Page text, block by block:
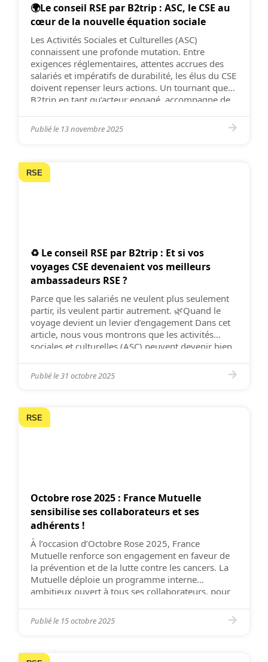
🌍Le conseil RSE par B2trip : ASC, le CSE au
cœur de la nouvelle équation sociale
Les Activités Sociales et Culturelles (ASC)
connaissent une profonde mutation. Entre
exigences réglementaires, attentes accrues des
salariés et impératifs de durabilité, les élus du CSE
doivent repenser leurs actions. Un tournant que
B2trip en tant qu’acteur engagé, accompagne de
Historiquement, les ASC constituent la dimension
la plus visible et […]
Publié le 13 novembre 2025
RSE
♻️ Le conseil RSE par B2trip : Et si vos
voyages CSE devenaient vos meilleurs
ambassadeurs RSE ?
Parce que les salariés ne veulent plus seulement
partir, ils veulent partir autrement. 🌿Quand le
voyage devient un levier d’engagement Dans cet
article, nous vous montrons que les activités
sociales et culturelles (ASC) peuvent devenir bien
aujourd’hui un levier stratégique de RSE. Et ce
n’est pas une […]
Publié le31 octobre 2025
RSE
Octobre rose 2025 : France Mutuelle
sensibilise ses collaborateurs et ses
adhérents !
À l’occasion d’Octobre Rose 2025, France
Mutuelle renforce son engagement en faveur de
la prévention et de la lutte contre les cancers. La
Mutuelle déploie un programme interne
ambitieux ouvert à tous ses collaborateurs, pour
des cancers féminins et masculins. France
Mutuelle prévoit également des actions ciblées
Publié le 15 octobre 2025